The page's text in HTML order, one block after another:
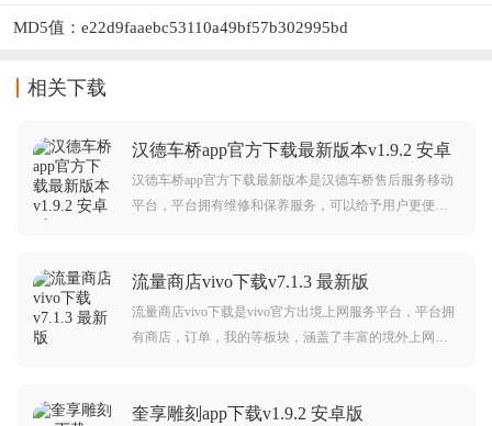
MD5值：e22d9faaebc53110a49bf57b302995bd
相关下载
汉德车桥app官方下载最新版本v1.9.2 安卓
版
汉德车桥app官方下载最新版本是汉德车桥售后服务移动
平台，平台拥有维修和保养服务，可以给予用户更便捷
流量商店vivo下载v7.1.3 最新版
流量商店vivo下载是vivo官方出境上网服务平台，平台拥
有商店，订单，我的等板块，涵盖了丰富的境外上网服
使用吧。
奎享雕刻app下载v1.9.2 安卓版